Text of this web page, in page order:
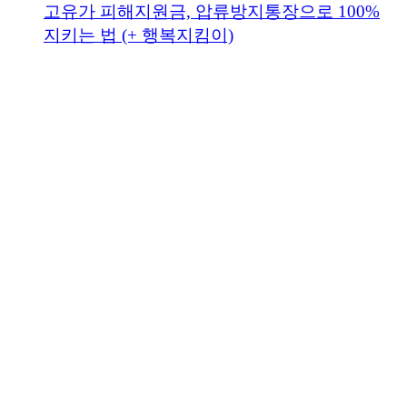
고유가 피해지원금, 압류방지통장으로 100%
지키는 법 (+ 행복지킴이)